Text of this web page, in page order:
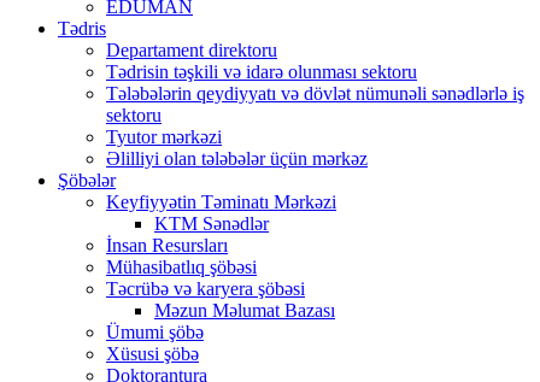
EDUMAN
Tədris
Departament direktoru
Tədrisin təşkili və idarə olunması sektoru
Tələbələrin qeydiyyatı və dövlət nümunəli sənədlərlə iş
sektoru
Tyutor mərkəzi
Əlilliyi olan tələbələr üçün mərkəz
Şöbələr
Keyfiyyətin Təminatı Mərkəzi
KTM Sənədlər
İnsan Resursları
Mühasibatlıq şöbəsi
Təcrübə və karyera şöbəsi
Məzun Məlumat Bazası
Ümumi şöbə
Xüsusi şöbə
Doktorantura